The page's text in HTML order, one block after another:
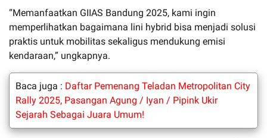
“Memanfaatkan GIIAS Bandung 2025, kami ingin
memperlihatkan bagaimana lini hybrid bisa menjadi solusi
praktis untuk mobilitas sekaligus mendukung emisi
kendaraan,” ungkapnya.
Baca juga : Daftar Pemenang Teladan Metropolitan City
Rally 2025, Pasangan Agung / Iyan / Pipink Ukir
Sejarah Sebagai Juara Umum!